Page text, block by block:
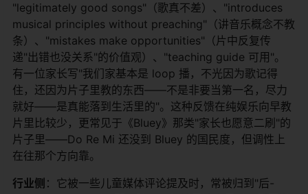
"legitimately good songs"（歌真不差）、"introduces
musical principles without preaching"（讲音乐概念不教
条）、"mistakes make opportunities"（片中反复传
递"出错也没关系"的价值观）、"teaching guide 可用"。
有一位家长写"我们家基本是 loop 播，不光因为歌记得
住，还因为片子里教的东西——不是非要当第一名，尽力
就好——是真能落到生活里的"。这种反馈在纯娱乐向早教
片里比较少，更常见于《Bluey》那类"家长也愿意二刷"的
片子里——Do Re Mi 还没到 Bluey 的国民度，但调性上
在往那个方向靠。
行业侧 ：它被一些儿童媒体评论提及时，常被归到"后-